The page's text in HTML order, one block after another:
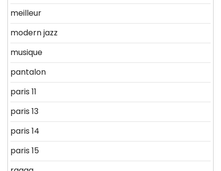
meilleur
modern jazz
musique
pantalon
paris 11
paris 13
paris 14
paris 15